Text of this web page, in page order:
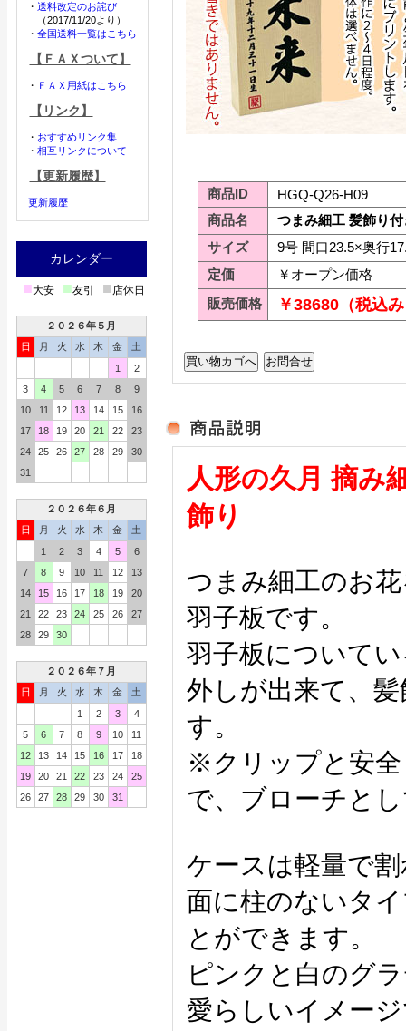
・ 送料改定のお詫び
（2017/11/20より）
・ 全国送料一覧はこちら
【ＦＡＸついて】
・ ＦＡＸ用紙はこちら
【リンク】
・ おすすめリンク集
・ 相互リンクについて
【更新履歴】
更新履歴
カレンダー
■大安 ■友引 ■店休日
２０２６年５月
日
月 火 水 木 金
土
1
2
3
4 5 6 7 8
9
10
11 12 13 14 15
16
17
18 19 20 21 22
23
24
25 26 27 28 29
30
31
２０２６年６月
日
月 火 水 木 金
土
1
2 3 4 5
6
7
8 9 10 11 12
13
14
15 16 17 18 19
20
21
22 23 24 25 26
27
28
29 30
２０２６年７月
日
月 火 水 木 金
土
1
2 3
4
5
6 7 8 9 10
11
12
13 14 15 16 17
18
19
20 21 22 23 24
25
26
27 28 29 30 31
商品ID
HGQ-Q26-H09
商品名
つまみ細工 髪飾り
サイズ
9号 間口23.5×奥行
定価
￥オープン価格
販売価格
￥38680（税込
人形の久月 摘み
飾り
つまみ細工のお
羽子板です。
羽子板について
外しが出来て、
す。
※クリップと安
で、ブローチと
ケースは軽量で
面に柱のないタ
とができます。
ピンクと白のグ
愛らしいイメー